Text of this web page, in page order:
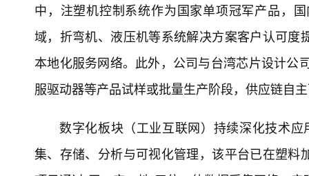
中，注塑机控制系统作为国家单项冠军产品，
域，折弯机、液压机等系统解决方案客户认可
本地化服务网络。此外，公司与台湾芯片设计公
服驱动器等产品试样或批量生产阶段，供应链自
数字化板块（工业互联网）持续深化技术
集、存储、分析与可视化管理，该平台已在塑